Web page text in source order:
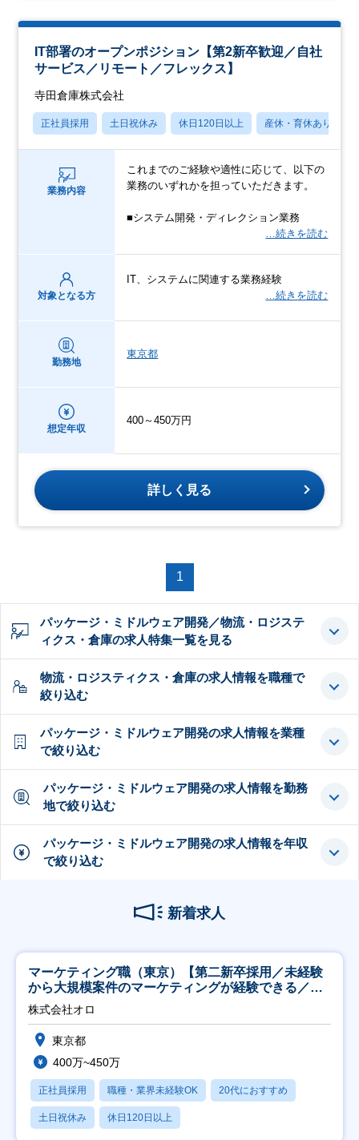
IT部署のオープンポジション【第2新卒歓迎／自社
サービス／リモート／フレックス】
寺田倉庫株式会社
正社員採用 土日祝休み 休日120日以上 産休・育休あり
業務内容
これまでのご経験や適性に応じて、以下の
業務のいずれかを担っていただきます。
■システム開発・ディレクション業務
…続きを読む
対象となる方
IT、システムに関連する業務経験
…続きを読む
勤務地
東京都
想定年収
400～450万円
詳しく見る
1
パッケージ・ミドルウェア開発／物流・ロジステ
ィクス・倉庫の求人特集一覧を見る
物流・ロジスティクス・倉庫の求人情報を職種で
絞り込む
パッケージ・ミドルウェア開発の求人情報を業種
で絞り込む
パッケージ・ミドルウェア開発の求人情報を勤務
地で絞り込む
パッケージ・ミドルウェア開発の求人情報を年収
で絞り込む
新着求人
マーケティング職（東京）【第二新卒採用／未経験
から大規模案件のマーケティングが経験できる／研
修充実】
株式会社オロ
東京都
400万~450万
正社員採用 職種・業界未経験OK 20代におすすめ
土日祝休み 休日120日以上